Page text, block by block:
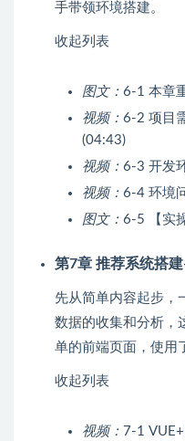
手带领环境搭建。
收起列表
图文： 6-1 本章
视频： 6-2 项目
(04:43)
视频： 6-3 开发
视频： 6-4 环境
图文： 6-5 【实
第7章 推荐系统搭
先从简单内容起步，
数据的收集和分析，
单的前端页面，使用
收起列表
视频： 7-1